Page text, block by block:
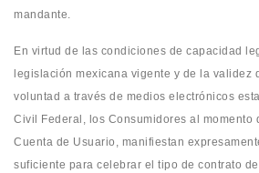
mandante.
En virtud de las condiciones de capacidad
legislación mexicana vigente y de la validez
voluntad a través de medios electrónicos
Civil Federal, los Consumidores al momento
Cuenta de Usuario, manifiestan
suficiente para celebrar el tipo de contrato